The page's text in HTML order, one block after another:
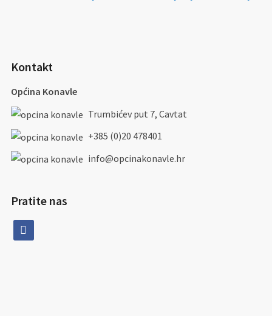
Kontakt
Općina Konavle
Trumbićev put 7, Cavtat
+385 (0)20 478401
info@opcinakonavle.hr
Pratite nas
facebook